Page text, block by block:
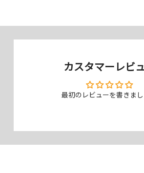
指すべりさらさら、反
ギラつきを抑える反射防止（アンチグレア）
カスタマーレビ
最初のレビューを書きま